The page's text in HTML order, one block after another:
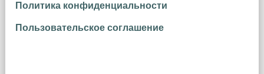
Политика конфиденциальности
Пользовательское соглашение